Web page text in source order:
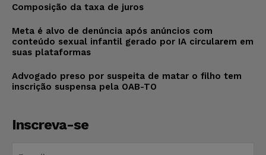
Composição da taxa de juros
Meta é alvo de denúncia após anúncios com
conteúdo sexual infantil gerado por IA circularem em
suas plataformas
Advogado preso por suspeita de matar o filho tem
inscrição suspensa pela OAB-TO
Inscreva-se